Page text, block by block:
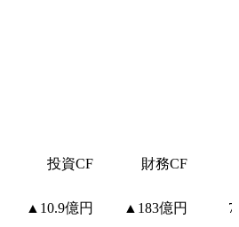
投資CF 財務CF
▲10.9億円 ▲183億円